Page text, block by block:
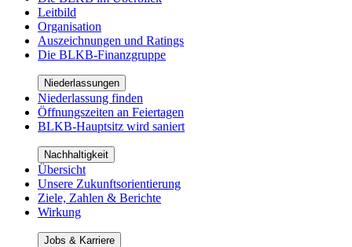
Leitbild
Organisation
Auszeichnungen und Ratings
Die BLKB-Finanzgruppe
Niederlassungen
Niederlassung finden
Öffnungszeiten an Feiertagen
BLKB-Hauptsitz wird saniert
Nachhaltigkeit
Übersicht
Unsere Zukunftsorientierung
Ziele, Zahlen & Berichte
Wirkung
Jobs & Karriere